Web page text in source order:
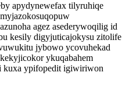
apydynewefax tilyruhiqe
agez asederywoqilig id
kesily digyjuticajokysu zitolife
jybowo ycovuhekad
ykuqabahem
kuxa ypifopedit igiwiriwon